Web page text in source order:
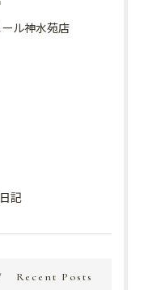
ル神水苑店
記
Recent Posts